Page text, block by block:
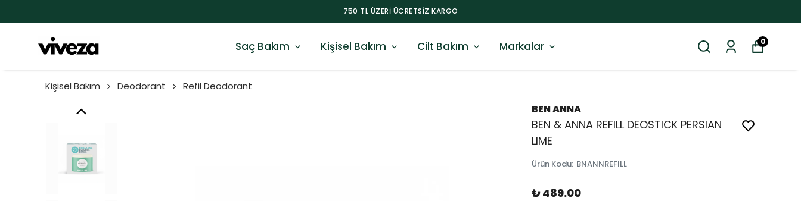
750 TL ÜZERI ÜCRETSIZ KARGO
Saç Bakım Kişisel Bakım Cilt Bakım Markalar 0
Kişisel Bakım Deodorant Refil Deodorant
BEN ANNA
BEN & ANNA REFILL DEOSTICK PERSIAN
LIME
Ürün Kodu: BNANNREFILL
₺ 489.00